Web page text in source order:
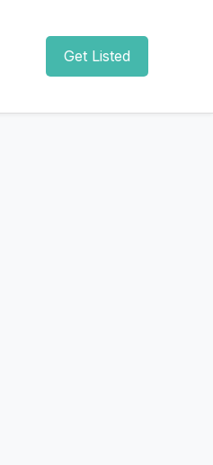
Get Listed